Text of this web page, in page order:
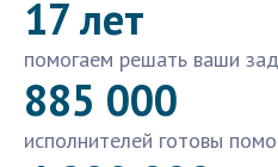
17 лет
помогаем решать ваши
885 000
исполнителей готовы